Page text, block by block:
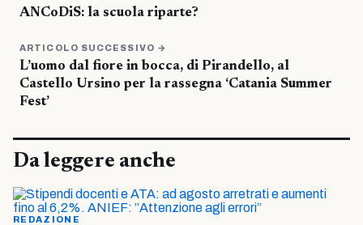
ANCoDiS: la scuola riparte?
ARTICOLO SUCCESSIVO →
L’uomo dal fiore in bocca, di Pirandello, al
Castello Ursino per la rassegna ‘Catania Summer
Fest’
Da leggere anche
REDAZIONE